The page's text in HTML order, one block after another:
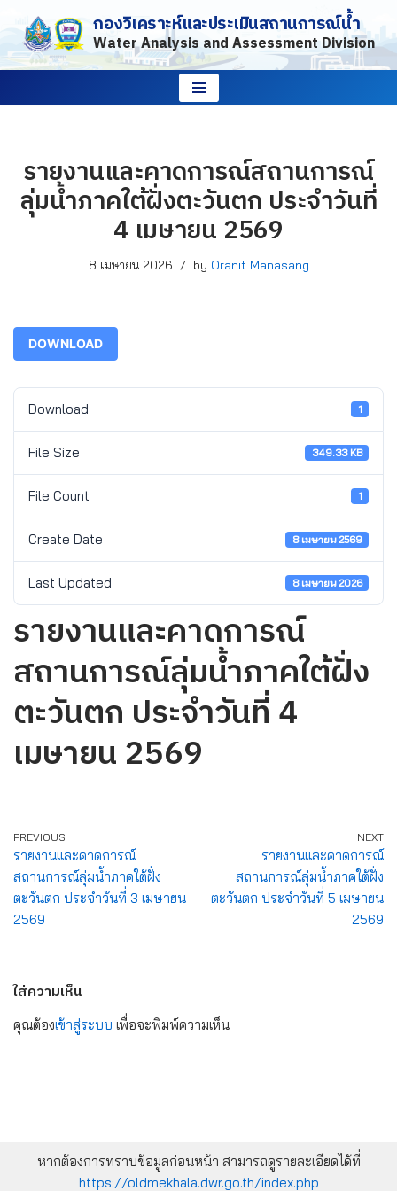
Skip
to
กองวิเคราะห์และประเมินสถานการณ์น้ำ
Water Analysis and Assessment Division
รายงานและคาดการณ์สถานการณ์
ลุ่มน้ำภาคใต้ฝั่งตะวันตก ประจำวันที่
4 เมษายน 2569
8 เมษายน 2026 by Oranit Manasang
DOWNLOAD
Download 1
File Size 349.33 KB
File Count 1
Create Date 8 เมษายน 2569
Last Updated 8 เมษายน 2026
รายงานและคาดการณ์
สถานการณ์ลุ่มน้ำภาคใต้ฝั่ง
ตะวันตก ประจำวันที่ 4
เมษายน 2569
PREVIOUS
รายงานและคาดการณ์
สถานการณ์ลุ่มน้ำภาคใต้ฝั่ง
ตะวันตก ประจำวันที่ 3 เมษายน
2569
NEXT
รายงานและคาดการณ์
สถานการณ์ลุ่มน้ำภาคใต้ฝั่ง
ตะวันตก ประจำวันที่ 5 เมษายน
2569
ใส่ความเห็น
คุณต้องเข้าสู่ระบบ เพื่อจะพิมพ์ความเห็น
หากต้องการทราบข้อมูลก่อนหน้า สามารถดูรายละเอียดได้ที่
https://oldmekhala.dwr.go.th/index.php